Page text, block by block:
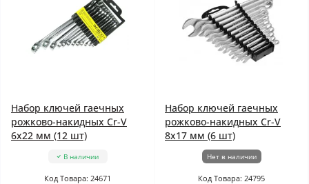
Набор ключей гаечных
рожково-накидных Cr-V
6x22 мм (12 шт)
В наличии
Код Товара: 24671
Набор ключей гаечных
рожково-накидных Cr-V
8x17 мм (6 шт)
Нет в наличии
Код Товара: 24795